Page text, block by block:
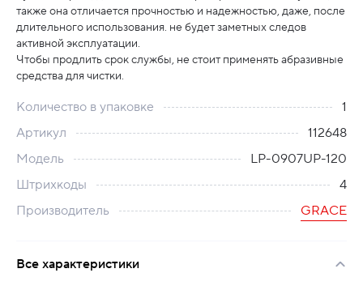
также она отличается прочностью и надежностью, даже, после
длительного использования. не будет заметных следов
активной эксплуатации.
Чтобы продлить срок службы, не стоит применять абразивные
средства для чистки.
Количество в упаковке
1
Артикул
112648
Модель
LP-0907UP-120
Штрихкоды
4
Производитель
GRACE
Все характеристики